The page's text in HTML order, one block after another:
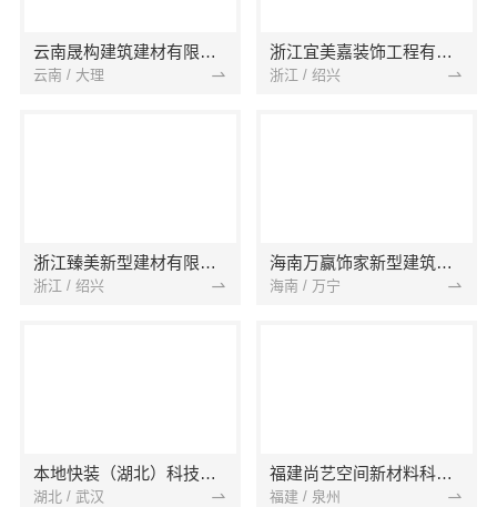
云南晟构建筑建材有限公司
云南 / 大理
浙江宜美嘉装饰工程有限公司
浙江 / 绍兴
浙江臻美新型建材有限公司
浙江 / 绍兴
海南万赢饰家新型建筑材料有限公司
海南 / 万宁
本地快装（湖北）科技有限公司
湖北 / 武汉
福建尚艺空间新材料科技有限公司
福建 / 泉州